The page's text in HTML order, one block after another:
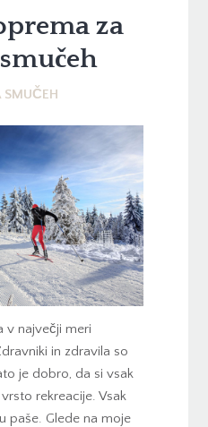
za
SMUČEH
v največji meri
in zdravila so
je dobro, da si vsak
rekreacije. Vsak
paše. Glede na moje